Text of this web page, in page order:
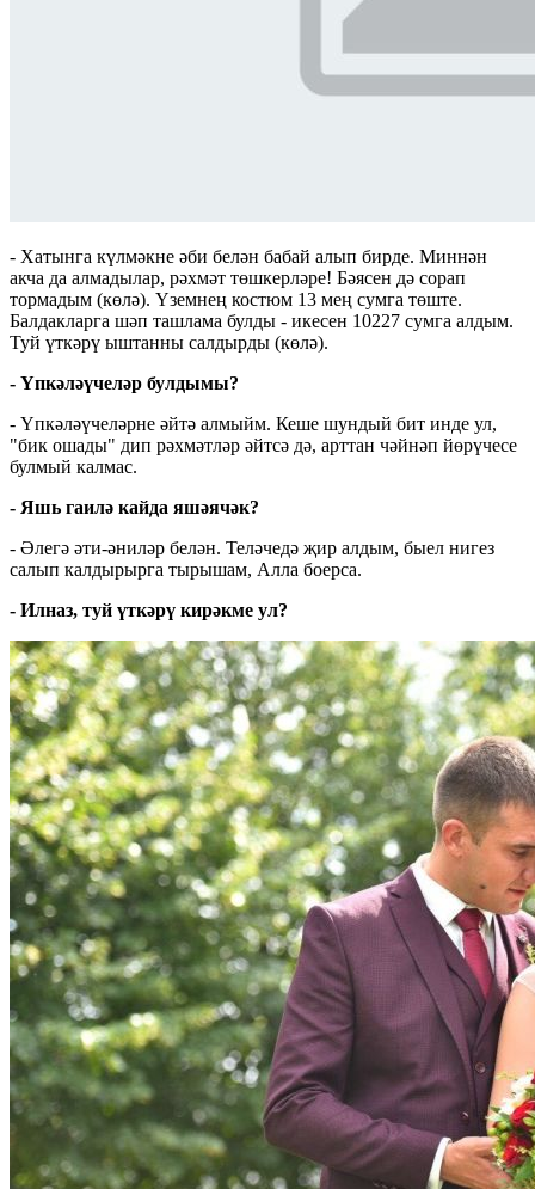
- Хатынга күлмәкне әби белән бабай алып бирде. Миннән
акча да алмадылар, рәхмәт төшкерләре! Бәясен дә сорап
тормадым (көлә). Үземнең костюм 13 мең сумга төште.
Балдакларга шәп ташлама булды - икесен 10227 сумга алдым.
Туй үткәрү ыштанны салдырды (көлә).
- Үпкәләүчеләр булдымы?
- Үпкәләүчеләрне әйтә алмыйм. Кеше шундый бит инде ул,
"бик ошады" дип рәхмәтләр әйтсә дә, арттан чәйнәп йөрүчесе
булмый калмас.
- Яшь гаилә кайда яшәячәк?
- Әлегә әти-әниләр белән. Теләчедә җир алдым, быел нигез
салып калдырырга тырышам, Алла боерса.
- Илназ, туй үткәрү кирәкме ул?